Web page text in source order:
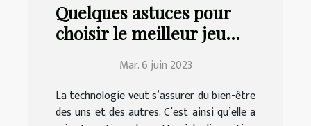
Quelques astuces pour
choisir le meilleur jeu
Mar. 6 juin 2023
La technologie veut s’assurer du bien-être
des uns et des autres. C’est ainsi qu’elle a